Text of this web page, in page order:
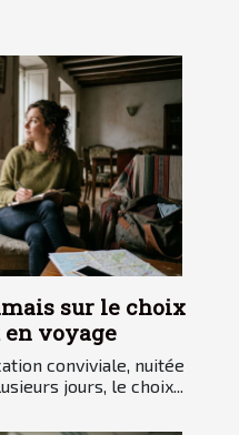
sur le choix
voyage
conviviale, nuitée
jours, le choix...